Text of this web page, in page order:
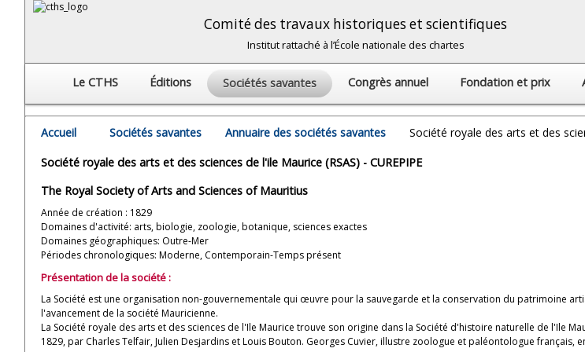
Comité des travaux historiques et scientifiques
Institut rattaché à l’École nationale des chartes
Le CTHS Éditions Sociétés savantes Congrès annuel Fondation et prix
Accueil Sociétés savantes Annuaire des sociétés savantes
Société royale des arts et des
Société royale des arts et des sciences de l'ile Maurice (RSAS) - CUREPIPE
The Royal Society of Arts and Sciences of Mauritius
Année de création : 1829
Domaines d'activité: arts, biologie, zoologie, botanique, sciences exactes
Domaines géographiques: Outre-Mer
Périodes chronologiques: Moderne, Contemporain-Temps présent
Présentation de la société :
La Société est une organisation non-gouvernementale qui œuvre pour la sauvegarde et la conservation du patrimoine
l'avancement de la société Mauricienne.
La Société royale des arts et des sciences de l'Ile Maurice trouve son origine dans la Société d'histoire naturelle de l'Ile
1829, par Charles Telfair, Julien Desjardins et Louis Bouton. Georges Cuvier, illustre zoologue et paléontologue français,